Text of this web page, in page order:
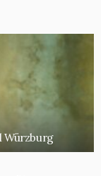
Würzburg